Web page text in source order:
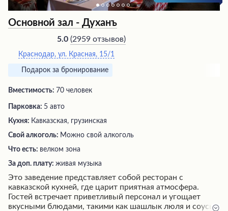
Основной зал - Духанъ
5.0 (2959 отзывов)
Краснодар, ул. Красная, 15/1
Подарок за бронирование
Вместимость: 70 человек
Парковка: 5 авто
Кухня: Кавказская, грузинская
Свой алкоголь: Можно свой алкоголь
Что есть: велком зона
За доп. плату: живая музыка
Это заведение представляет собой ресторан с
кавказской кухней, где царит приятная атмосфера.
Гостей встречает приветливый персонал и угощает
вкусными блюдами, такими как шашлык люля и соусы